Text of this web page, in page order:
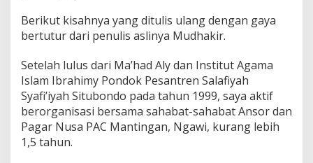
Berikut kisahnya yang ditulis ulang dengan gaya
bertutur dari penulis aslinya Mudhakir.
Setelah lulus dari Ma’had Aly dan Institut Agama
Islam Ibrahimy Pondok Pesantren Salafiyah
Syafi’iyah Situbondo pada tahun 1999, saya aktif
berorganisasi bersama sahabat-sahabat Ansor dan
Pagar Nusa PAC Mantingan, Ngawi, kurang lebih
1,5 tahun.